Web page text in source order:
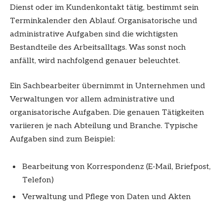
Dienst oder im Kundenkontakt tätig, bestimmt sein
Terminkalender den Ablauf. Organisatorische und
administrative Aufgaben sind die wichtigsten
Bestandteile des Arbeitsalltags. Was sonst noch
anfällt, wird nachfolgend genauer beleuchtet.
Ein Sachbearbeiter übernimmt in Unternehmen und
Verwaltungen vor allem administrative und
organisatorische Aufgaben. Die genauen Tätigkeiten
variieren je nach Abteilung und Branche. Typische
Aufgaben sind zum Beispiel:
Bearbeitung von Korrespondenz (E-Mail, Briefpost,
Telefon)
Verwaltung und Pflege von Daten und Akten